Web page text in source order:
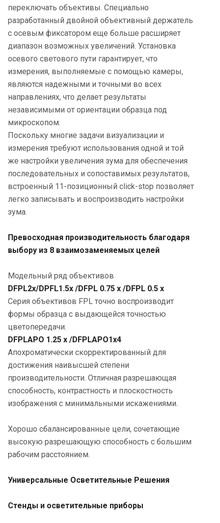
переключать объективы. Специально
разработанный двойной объективный держатель
с осевым фиксатором еще больше расширяет
диапазон возможных увеличений. Установка
осевого светового пути гарантирует, что
измерения, выполняемые с помощью камеры,
являются надежными и точными во всех
направлениях, что делает результаты
независимыми от ориентации образца под
микроскопом.
Поскольку многие задачи визуализации и
измерения требуют использования одной и той
же настройки увеличения зума для обеспечения
последовательных и сопоставимых результатов,
встроенный 11-позиционный click-stop позволяет
легко записывать и воспроизводить настройки
зума.
Превосходная производительность благодаря
выбору из 8 взаимозаменяемых целей
Модельный ряд объективов
DFPL2x/DPFL1.5x /DFPL 0.75 x /DFPL 0.5 x
Серия объективов FPL точно воспроизводит
формы образца с выдающейся точностью
цветопередачи.
DFPLAPO 1.25 x /DFPLAPO1x4
Апохроматически скорректированный для
достижения наивысшей степени
производительности. Отличная разрешающая
способность, контрастность и плоскостность
изображения с минимальными искажениями.
Хорошо сбалансированные цели, сочетающие
высокую разрешающую способность с большим
рабочим расстоянием.
Универсальные Осветительные Решения
Стенды и осветительные приборы